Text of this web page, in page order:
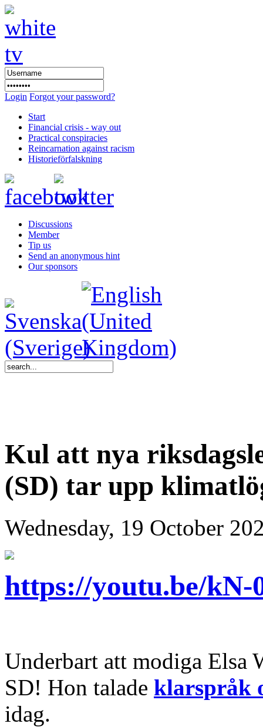
Login Forgot your password?
Start
Financial crisis - way out
Practical conspiracies
Reincarnation against racism
Historieförfalskning
Discussions
Member
Tip us
Send an anonymous hint
Our sponsors
Kul att nya
(SD) tar upp
Wednesday, 19 October
https://youtu.be/kN-
Underbart att modiga Elsa
SD! Hon talade klarspråk
idag.